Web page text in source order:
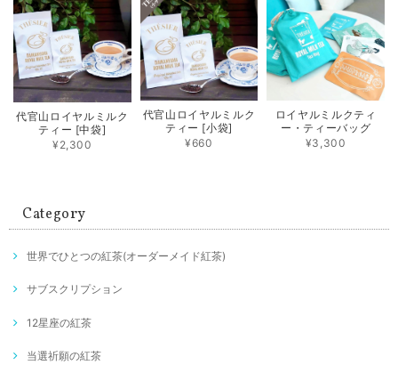
代官山ロイヤルミルク
ティー [中袋]
¥2,300
代官山ロイヤルミルク
ティー [小袋]
¥660
ロイヤルミルクティ
ー・ティーバッグ
¥3,300
Category
世界でひとつの紅茶(オーダーメイド紅茶)
サブスクリプション
12星座の紅茶
当選祈願の紅茶